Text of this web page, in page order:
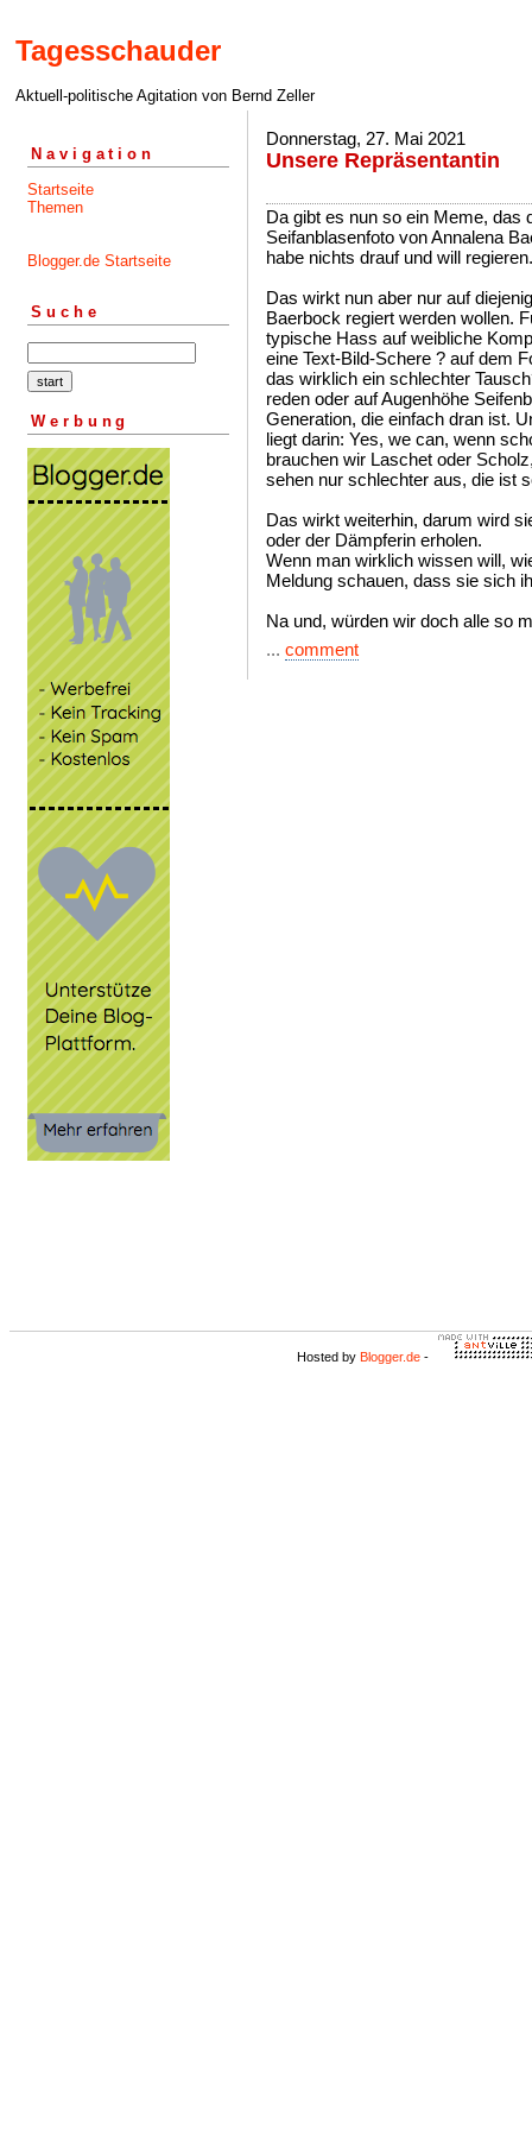
Tagesschauder
Aktuell-politische Agitation von Bernd Zeller
Navigation
Startseite
Themen
Blogger.de Startseite
Suche
Werbung
Donnerstag, 27. Mai 2021
Unsere Repräsentantin
Da gibt es nun so ein Meme, das
Seifanblasenfoto von Annalena
habe nichts drauf und will regieren.
Das wirkt nun aber nur auf
Baerbock regiert werden wollen.
typische Hass auf weibliche
eine Text-Bild-Schere ? auf dem
das wirklich ein schlechter
reden oder auf Augenhöhe
Generation, die einfach dran ist.
liegt darin: Yes, we can, wenn
brauchen wir Laschet oder
sehen nur schlechter aus, die ist
Das wirkt weiterhin, darum wird
oder der Dämpferin erholen.
Wenn man wirklich wissen will,
Meldung schauen, dass sie sich
Na und, würden wir doch alle so
... comment
Hosted by Blogger.de -